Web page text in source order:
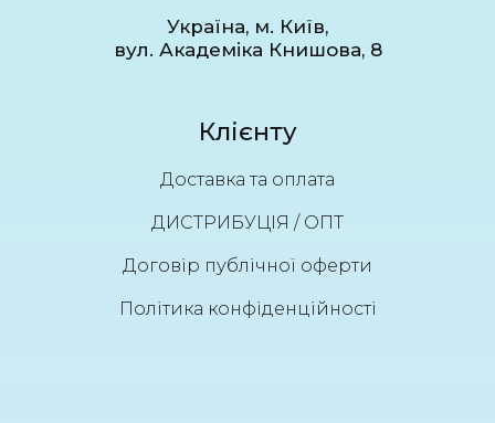
Україна, м. Київ,
вул. Академіка Книшова, 8
Клієнту
Доставка та оплата
ДИСТРИБУЦІЯ / ОПТ
Договір публічної оферти
Політика конфіденційності